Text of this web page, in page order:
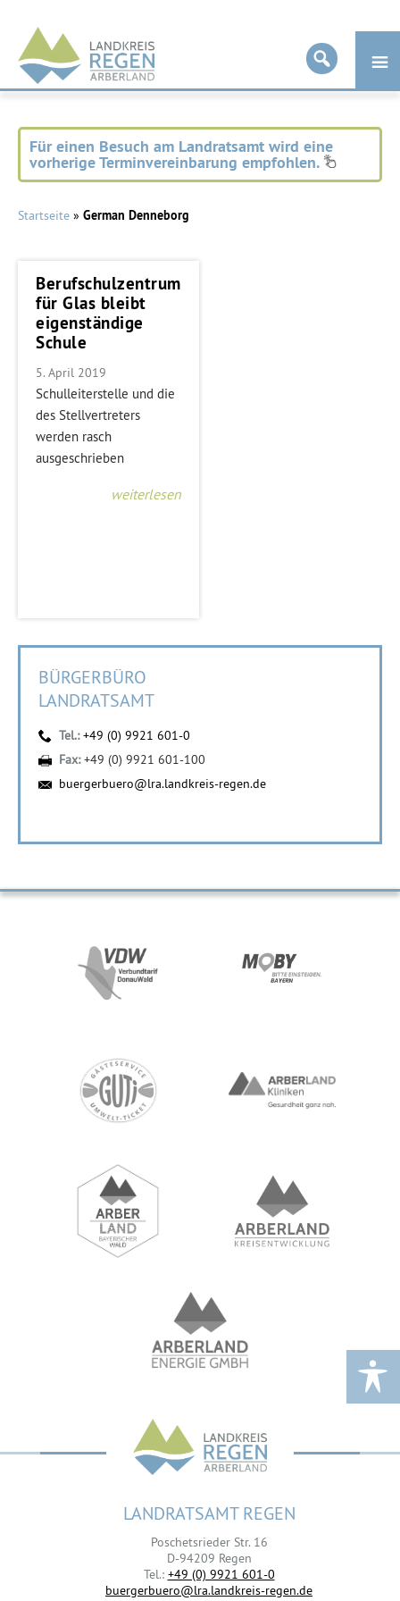
Landkreis
Regen
Für einen Besuch am Landratsamt wird eine
vorherige Terminvereinbarung empfohlen.
Startseite » German Denneborg
Berufschulzentrum
für Glas bleibt
eigenständige
Schule
5. April 2019
Schulleiterstelle und die
des Stellvertreters
werden rasch
ausgeschrieben
weiterlesen
BÜRGERBÜRO
LANDRATSAMT
Tel.:+49 (0) 9921 601-0
Fax:+49 (0) 9921 601-100
buergerbuero@lra.landkreis-regen.de
LANDRATSAMT REGEN
Poschetsrieder Str. 16
D-94209 Regen
Tel.: +49 (0) 9921 601-0
buergerbuero@lra.landkreis-regen.de